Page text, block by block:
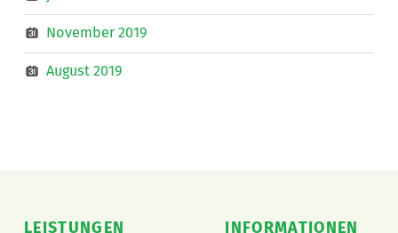
November 2019
August 2019
LEISTUNGEN INFORMATIONEN